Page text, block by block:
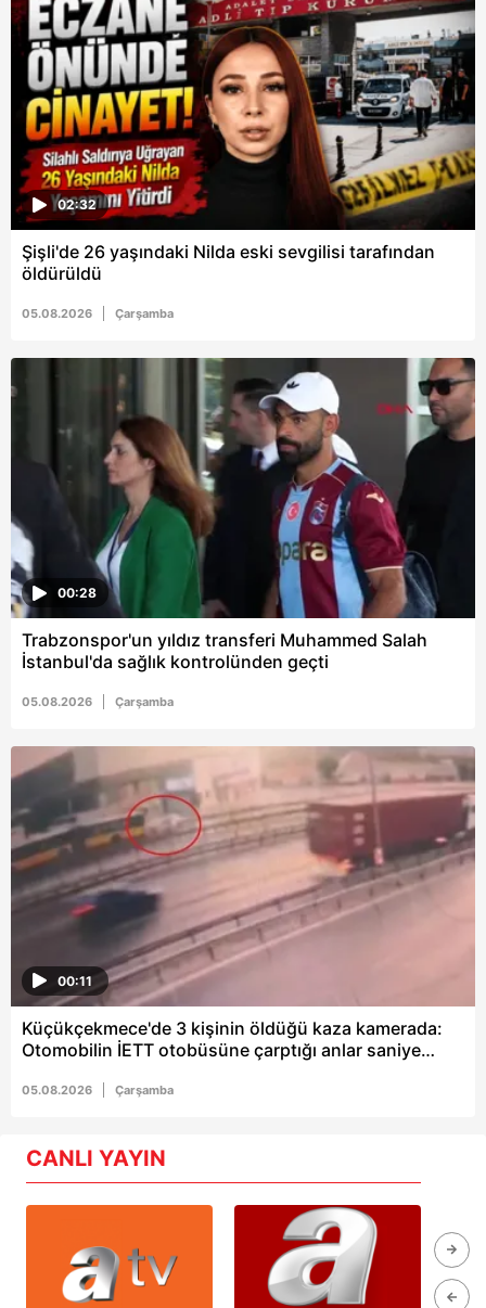
02:32
Şişli'de 26 yaşındaki Nilda eski sevgilisi tarafından
öldürüldü
05.08.2026 Çarşamba
00:28
Trabzonspor'un yıldız transferi Muhammed Salah
İstanbul'da sağlık kontrolünden geçti
05.08.2026 Çarşamba
00:11
Küçükçekmece'de 3 kişinin öldüğü kaza kamerada:
Otomobilin İETT otobüsüne çarptığı anlar saniye
05.08.2026 Çarşamba
CANLI YAYIN